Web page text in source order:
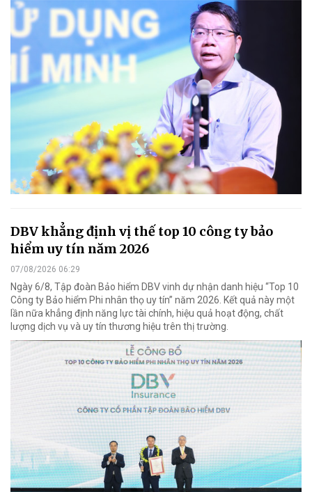
DBV khẳng định vị thế top 10 công ty bảo
hiểm uy tín năm 2026
07/08/2026 06:29
Ngày 6/8, Tập đoàn Bảo hiểm DBV vinh dự nhận danh hiệu “Top 10
Công ty Bảo hiểm Phi nhân thọ uy tín” năm 2026. Kết quả này một
lần nữa khẳng định năng lực tài chính, hiệu quả hoạt động, chất
lượng dịch vụ và uy tín thương hiệu trên thị trường.